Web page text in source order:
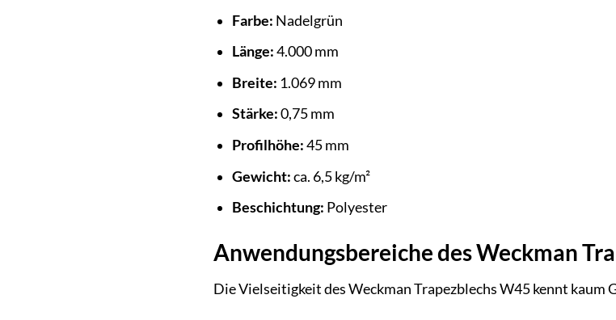
Farbe: Nadelgrün
Länge:4.000 mm
Breite: 1.069 mm
Stärke:0,75 mm
Profilhöhe:45 mm
Gewicht:ca. 6,5 kg/m²
Beschichtung: Polyester
Anwendungsbereiche des Weckman
Die Vielseitigkeit des Weckman Trapezblechs W45 kennt